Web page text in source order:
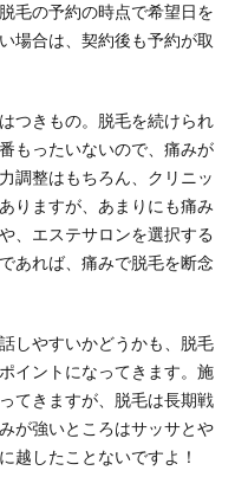
毛の予約の時点で希望日を
場合は、契約後も予約が取
つきもの。脱毛を続けられ
もったいないので、痛みが
調整はもちろん、クリニッ
りますが、あまりにも痛み
、エステサロンを選択する
あれば、痛みで脱毛を断念
しやすいかどうかも、脱毛
イントになってきます。施
てきますが、脱毛は長期戦
が強いところはサッサとや
越したことないですよ！